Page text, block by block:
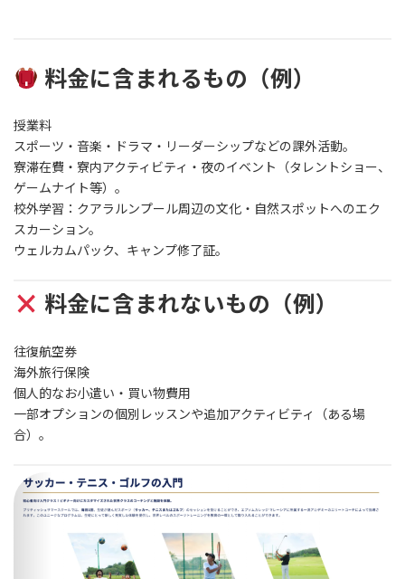
料金に含まれるもの（例）
授業料
スポーツ・音楽・ドラマ・リーダーシップなどの課外活動。
寮滞在費・寮内アクティビティ・夜のイベント（タレントショー、
ゲームナイト等）。
校外学習：クアラルンプール周辺の文化・自然スポットへのエク
スカーション。
ウェルカムパック、キャンプ修了証。
料金に含まれないもの（例）
往復航空券
海外旅行保険
個人的なお小遣い・買い物費用
一部オプションの個別レッスンや追加アクティビティ（ある場
合）。